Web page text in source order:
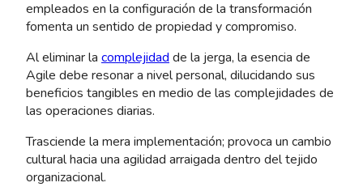
empleados en la configuración de la transformación
fomenta un sentido de propiedad y compromiso.
Al eliminar la complejidad de la jerga, la esencia de
Agile debe resonar a nivel personal, dilucidando sus
beneficios tangibles en medio de las complejidades de
las operaciones diarias.
Trasciende la mera implementación; provoca un cambio
cultural hacia una agilidad arraigada dentro del tejido
organizacional.